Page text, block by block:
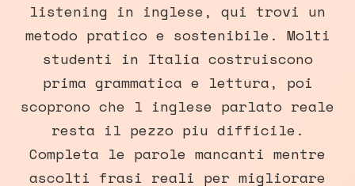
listening in inglese, qui trovi un
metodo pratico e sostenibile. Molti
studenti in Italia costruiscono
prima grammatica e lettura, poi
scoprono che l inglese parlato reale
resta il pezzo piu difficile.
Completa le parole mancanti mentre
ascolti frasi reali per migliorare